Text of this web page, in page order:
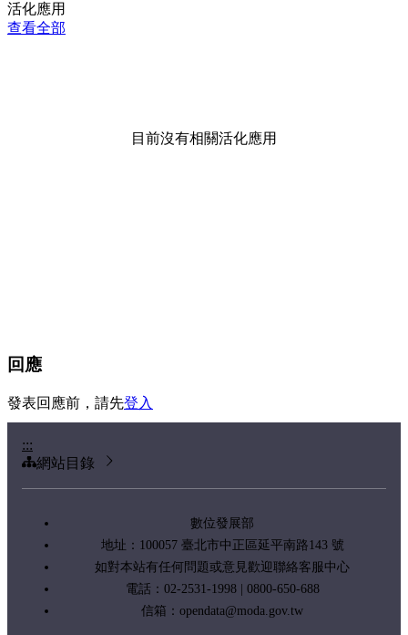
活化應用
查看全部
目前沒有相關活化應用
回應
發表回應前，請先登入
:::
網站目錄
數位發展部
地址：100057 臺北市中正區延平南路143 號
如對本站有任何問題或意見歡迎聯絡客服中心
電話：02-2531-1998 | 0800-650-688
信箱： opendata@moda.gov.tw